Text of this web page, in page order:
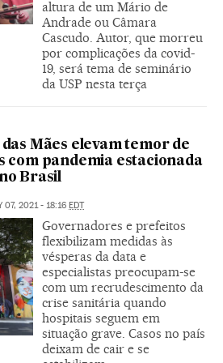
altura de um Mário de
Andrade ou Câmara
Cascudo. Autor, que morreu
por complicações da covid-
19, será tema de seminário
da USP nesta terça
Mães elevam temor de
com pandemia estacionada
Brasil
07, 2021 - 18:16 EDT
Governadores e prefeitos
flexibilizam medidas às
vésperas da data e
especialistas preocupam-se
com um recrudescimento da
crise sanitária quando
hospitais seguem em
situação grave. Casos no país
deixam de cair e se